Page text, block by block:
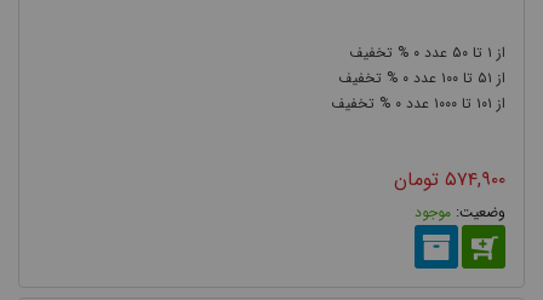
۱ ۵۰
۰
۵۱
۱۰۰
۰
۱۰۱
۱۰۰۰ ۰
۵۷۴,۹۰۰ تومان
موجود